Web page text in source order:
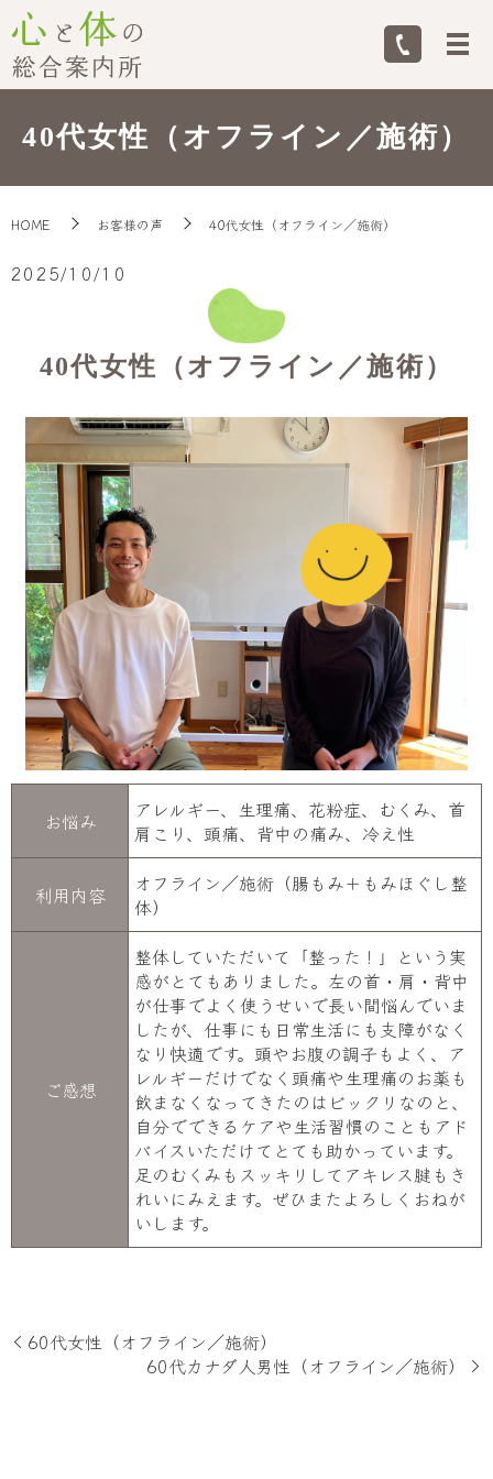
40代女性（オフライン／施術）
HOME お客様の声 40代女性（オフライン／施術）
2025/10/10
40代女性（オフライン／施術）
お悩み
アレルギー、生理痛、花粉症、むくみ、首
肩こり、頭痛、背中の痛み、冷え性
利用内容
オフライン／施術（腸もみ＋もみほぐし整
体）
ご感想
整体していただいて「整った！」という実
感がとてもありました。左の首・肩・背中
が仕事でよく使うせいで長い間悩んでいま
したが、仕事にも日常生活にも支障がなく
なり快適です。頭やお腹の調子もよく、ア
レルギーだけでなく頭痛や生理痛のお薬も
飲まなくなってきたのはビックリなのと、
自分でできるケアや生活習慣のこともアド
バイスいただけてとても助かっています。
足のむくみもスッキリしてアキレス腱もき
れいにみえます。ぜひまたよろしくおねが
いします。
60代女性（オフライン／施術）
60代カナダ人男性（オフライン／施術）